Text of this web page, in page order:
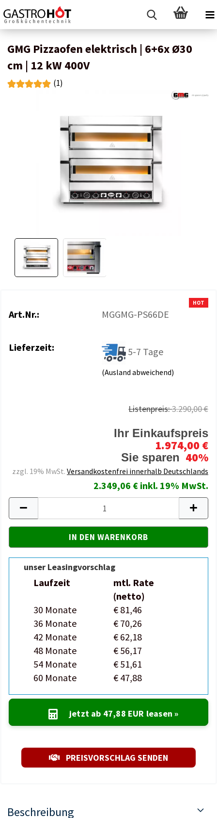
GMG Pizzaofen elektrisch | 6+6x Ø30
cm | 12 kW 400V
(1)
HOT
Art.Nr.: MGGMG-PS66DE
Lieferzeit: 5-7 Tage
(Ausland abweichend)
Listenpreis:3.290,00 €
Ihr Einkaufspreis
1.974,00 €
Sie sparen 40%
zzgl. 19% MwSt. Versandkostenfrei innerhalb Deutschlands
2.349,06 € inkl. 19% MwSt.
unser Leasingvorschlag
Laufzeit
mtl. Rate
(netto)
30 Monate
€ 81,46
36 Monate
€ 70,26
42 Monate
€ 62,18
48 Monate
€ 56,17
54 Monate
€ 51,61
60 Monate
€ 47,88
jetzt ab 47,88 EUR leasen »
PREISVORSCHLAG SENDEN
Beschreibung